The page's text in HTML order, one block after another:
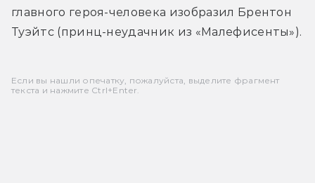
главного героя-человека изобразил Брентон
Туэйтс (принц-неудачник из «Малефисенты»).
Если вы нашли опечатку, пожалуйста, выделите фрагмент
текста и нажмите Ctrl+Enter.